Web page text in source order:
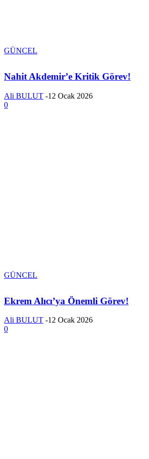
GÜNCEL
Nahit Akdemir’e Kritik Görev!
Ali BULUT -12 Ocak 2026
0
GÜNCEL
Ekrem Alıcı’ya Önemli Görev!
Ali BULUT -12 Ocak 2026
0